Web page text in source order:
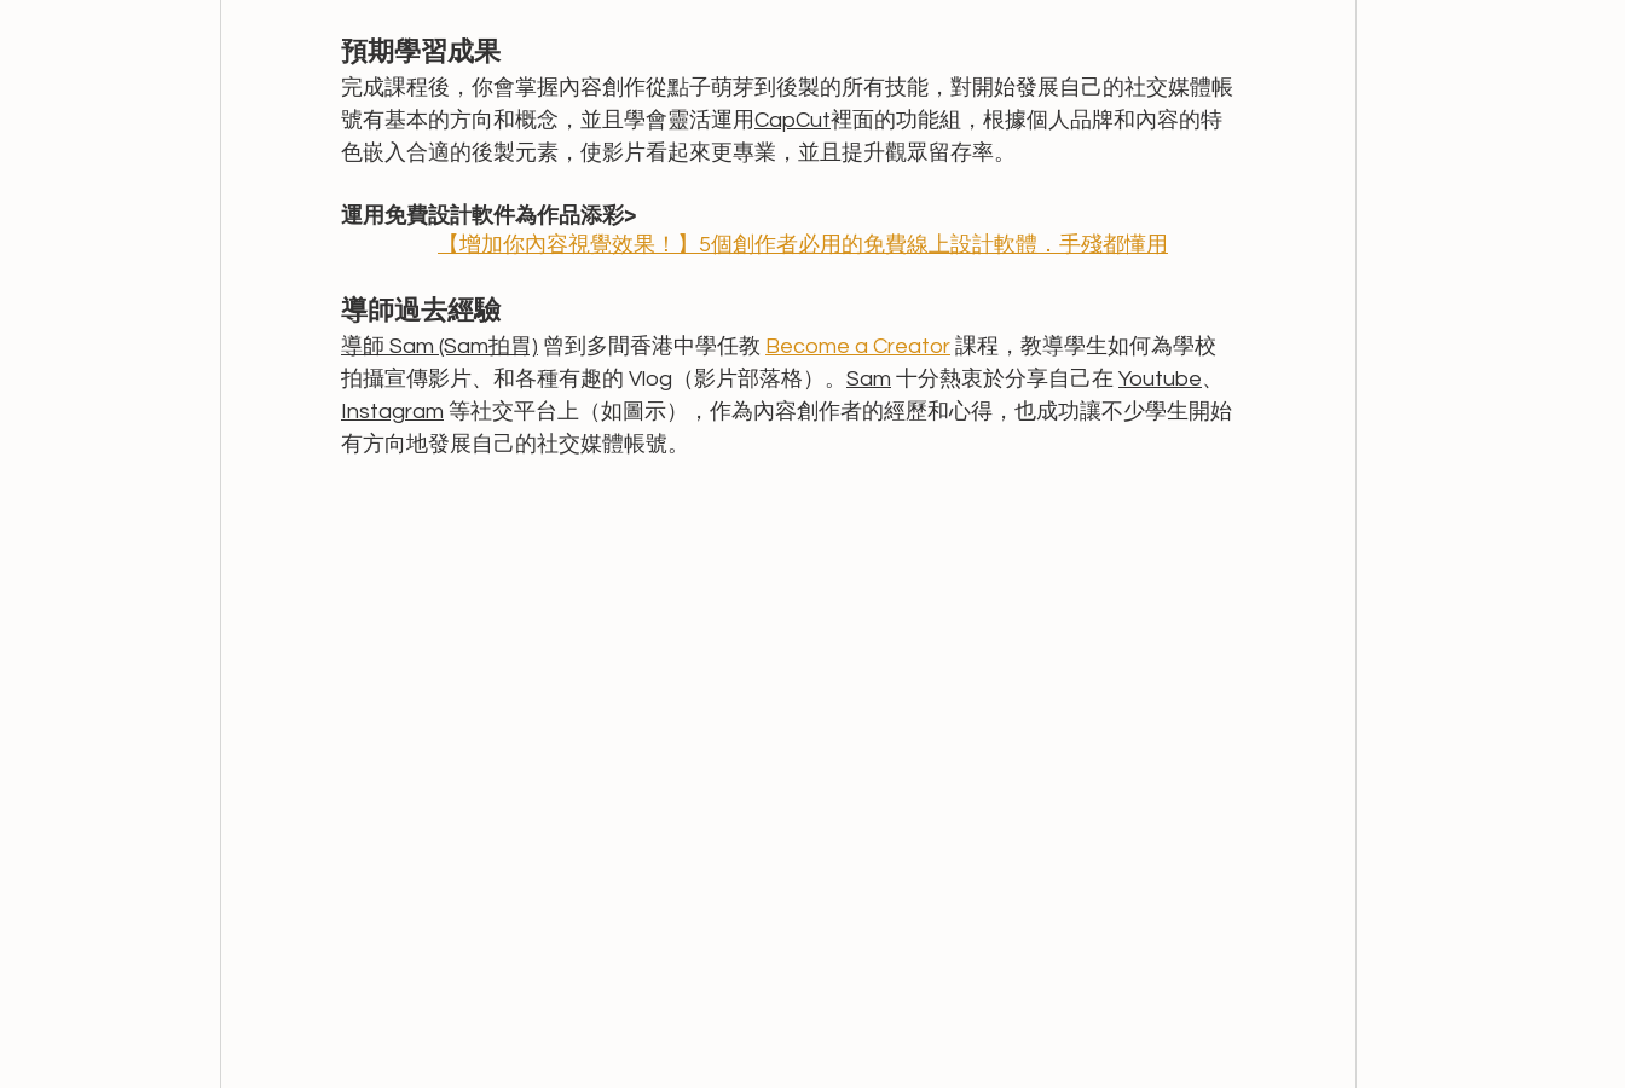
預期學習成果
完成課程後，你會掌握內容創作從點子萌芽到後製的所有技能，對開始發展自己的社交媒體帳
號有基本的方向和概念，並且學會靈活運用CapCut裡面的功能組，根據個人品牌和內容的特
色嵌入合適的後製元素，使影片看起來更專業，並且提升觀眾留存率。
運用免費設計軟件為作品添彩>
【增加你內容視覺效果！】5個創作者必用的免費線上設計軟體．手殘都懂用
導師過去經驗
導師 Sam (Sam拍胃) 曾到多間香港中學任教 Become a Creator 課程，教導學生如何為學校
拍攝宣傳影片、和各種有趣的 Vlog（影片部落格）。 Sam 十分熱衷於分享自己在 Youtube、
Instagram 等社交平台上（如圖示），作為內容創作者的經歷和心得，也成功讓不少學生開始
有方向地發展自己的社交媒體帳號。